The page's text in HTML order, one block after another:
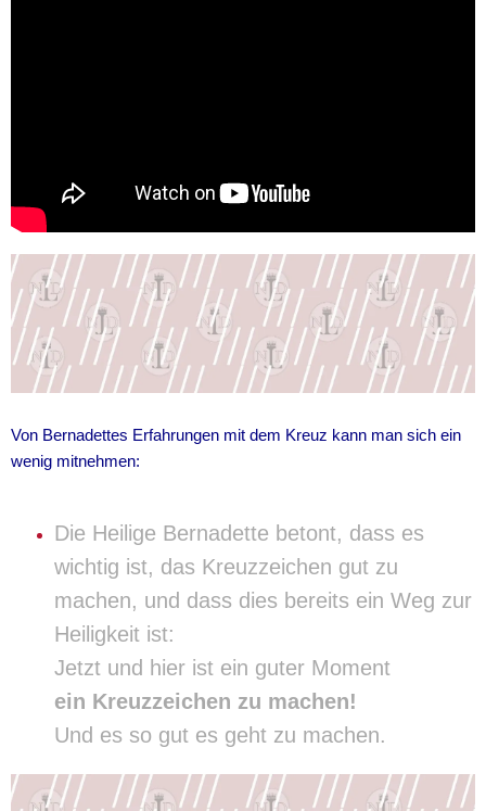
Von Bernadettes Erfahrungen mit dem Kreuz kann man sich ein
wenig mitnehmen:
Die Heilige Bernadette betont, dass es
wichtig ist, das Kreuzzeichen gut zu
machen, und dass dies bereits ein Weg zur
Heiligkeit ist:
Jetzt und hier ist ein guter Moment
ein Kreuzzeichen zu machen!
Und es so gut es geht zu machen.